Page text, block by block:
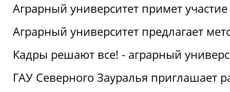
Аграрный университет примет
Аграрный университет предлагает
Кадры решают все! - аграрный
ГАУ Северного Зауралья приглашает